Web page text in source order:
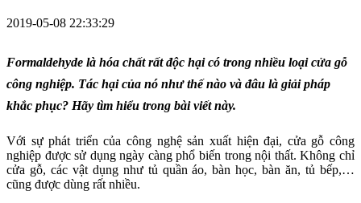
2019-05-08 22:33:29
Formaldehyde là hóa chất rất độc hại có trong nhiều loại cửa gỗ
công nghiệp. Tác hại của nó như thế nào và đâu là giải pháp
khắc phục? Hãy tìm hiểu trong bài viết này.
Với sự phát triển của công nghệ sản xuất hiện đại, cửa gỗ công
nghiệp được sử dụng ngày càng phổ biến trong nội thất. Không chỉ
cửa gỗ, các vật dụng như tủ quần áo, bàn học, bàn ăn, tủ bếp,…
cũng được dùng rất nhiều.